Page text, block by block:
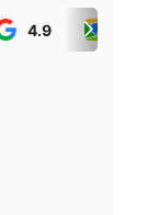
4.9